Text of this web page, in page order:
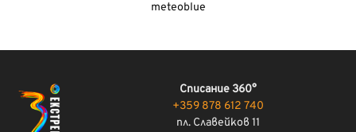
meteoblue
Списание 360°
+359 878 612 740
пл. Славейков 11